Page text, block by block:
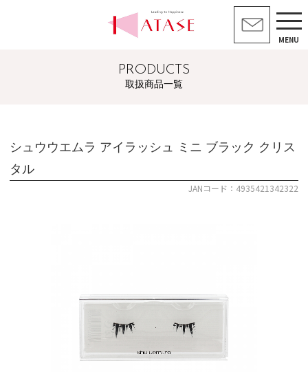
MENU
PRODUCTS
取扱商品一覧
シュウウエムラ アイラッシュ ミニ ブラック クリス
タル
JANコード：4935421342322